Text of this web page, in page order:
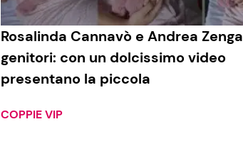
Rosalinda Cannavò e Andrea Zenga
genitori: con un dolcissimo video
presentano la piccola
COPPIE VIP